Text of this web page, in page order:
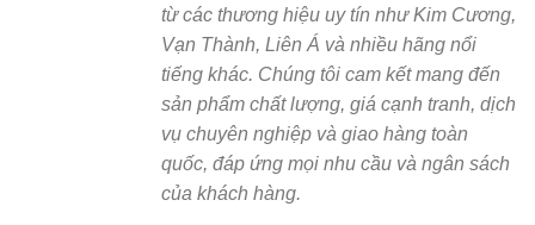
từ các thương hiệu uy tín như Kim Cương,
Vạn Thành, Liên Á và nhiều hãng nổi
tiếng khác. Chúng tôi cam kết mang đến
sản phẩm chất lượng, giá cạnh tranh, dịch
vụ chuyên nghiệp và giao hàng toàn
quốc, đáp ứng mọi nhu cầu và ngân sách
của khách hàng.